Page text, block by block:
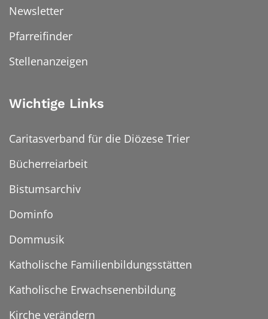
Newsletter
Pfarreifinder
Stellenanzeigen
Wichtige Links
Caritasverband für die Diözese Trier
Bücherreiarbeit
Bistumsarchiv
Dominfo
Dommusik
Katholische Familienbildungsstätten
Katholische Erwachsenenbildung
Kirche verändern